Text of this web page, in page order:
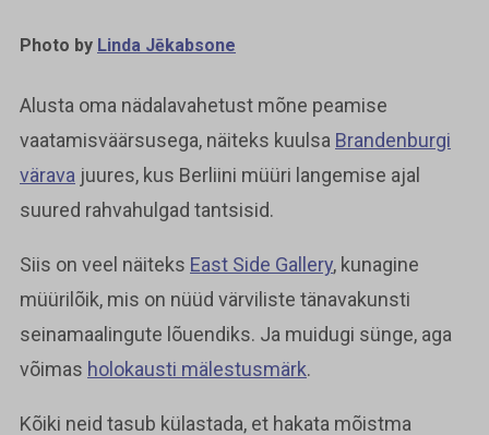
Photo by Linda Jēkabsone
Alusta oma nädalavahetust mõne peamise
vaatamisväärsusega, näiteks kuulsa Brandenburgi
värava juures, kus Berliini müüri langemise ajal
suured rahvahulgad tantsisid.
Siis on veel näiteks East Side Gallery, kunagine
müürilõik, mis on nüüd värviliste tänavakunsti
seinamaalingute lõuendiks. Ja muidugi sünge, aga
võimas holokausti mälestusmärk.
Kõiki neid tasub külastada, et hakata mõistma